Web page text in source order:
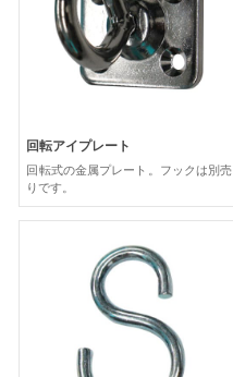
回転アイプレート
回転式の金属プレート。フックは別売
りです。